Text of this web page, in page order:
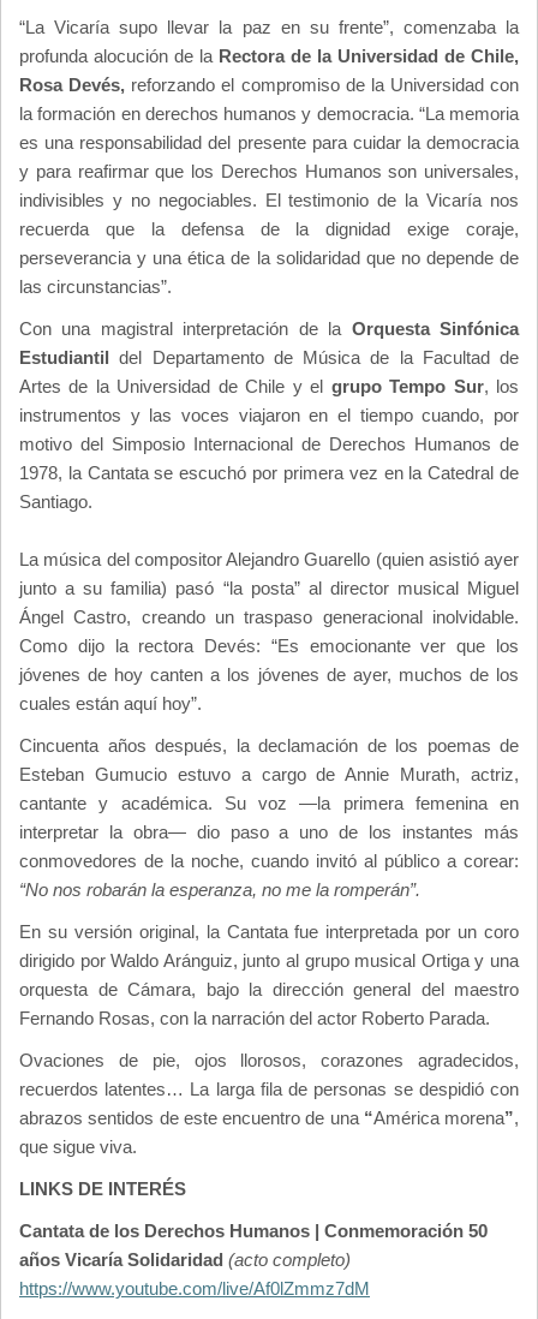
“La Vicaría supo llevar la paz en su frente”, comenzaba la
profunda alocución de la Rectora de la Universidad de Chile,
Rosa Devés, reforzando el compromiso de la Universidad con
la formación en derechos humanos y democracia. “La memoria
es una responsabilidad del presente para cuidar la democracia
y para reafirmar que los Derechos Humanos son universales,
indivisibles y no negociables. El testimonio de la Vicaría nos
recuerda que la defensa de la dignidad exige coraje,
perseverancia y una ética de la solidaridad que no depende de
las circunstancias”.
Con una magistral interpretación de la Orquesta Sinfónica
Estudiantil del Departamento de Música de la Facultad de
Artes de la Universidad de Chile y el grupo Tempo Sur, los
instrumentos y las voces viajaron en el tiempo cuando, por
motivo del Simposio Internacional de Derechos Humanos de
1978, la Cantata se escuchó por primera vez en la Catedral de
Santiago.
La música del compositor Alejandro Guarello (quien asistió ayer
junto a su familia) pasó “la posta” al director musical Miguel
Ángel Castro, creando un traspaso generacional inolvidable.
Como dijo la rectora Devés: “Es emocionante ver que los
jóvenes de hoy canten a los jóvenes de ayer, muchos de los
cuales están aquí hoy”.
Cincuenta años después, la declamación de los poemas de
Esteban Gumucio estuvo a cargo de Annie Murath, actriz,
cantante y académica. Su voz —la primera femenina en
interpretar la obra— dio paso a uno de los instantes más
conmovedores de la noche, cuando invitó al público a corear:
“No nos robarán la esperanza, no me la romperán”.
En su versión original, la Cantata fue interpretada por un coro
dirigido por Waldo Aránguiz, junto al grupo musical Ortiga y una
orquesta de Cámara, bajo la dirección general del maestro
Fernando Rosas, con la narración del actor Roberto Parada.
Ovaciones de pie, ojos llorosos, corazones agradecidos,
recuerdos latentes… La larga fila de personas se despidió con
abrazos sentidos de este encuentro de una “América morena”,
que sigue viva.
LINKS DE INTERÉS
Cantata de los Derechos Humanos | Conmemoración 50
años Vicaría Solidaridad (acto completo)
https://www.youtube.com/live/Af0lZmmz7dM